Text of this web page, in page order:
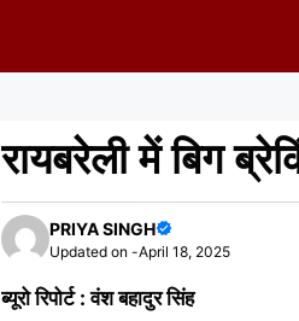
रायबरेली में बिग
PRIYA SINGH
Updated on -April 18, 2025
ब्यूरो रिपोर्ट : वंश बहादुर सिंह